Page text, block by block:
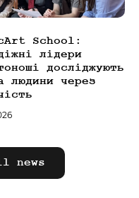
School:
лідери
досліджують
людини через
news